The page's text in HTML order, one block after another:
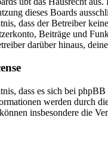
dieses Boards
dass der Betreiber
Beiträge und
darüber hinaus,
dass es sich bei phpBB
werden durch
insbesondere die